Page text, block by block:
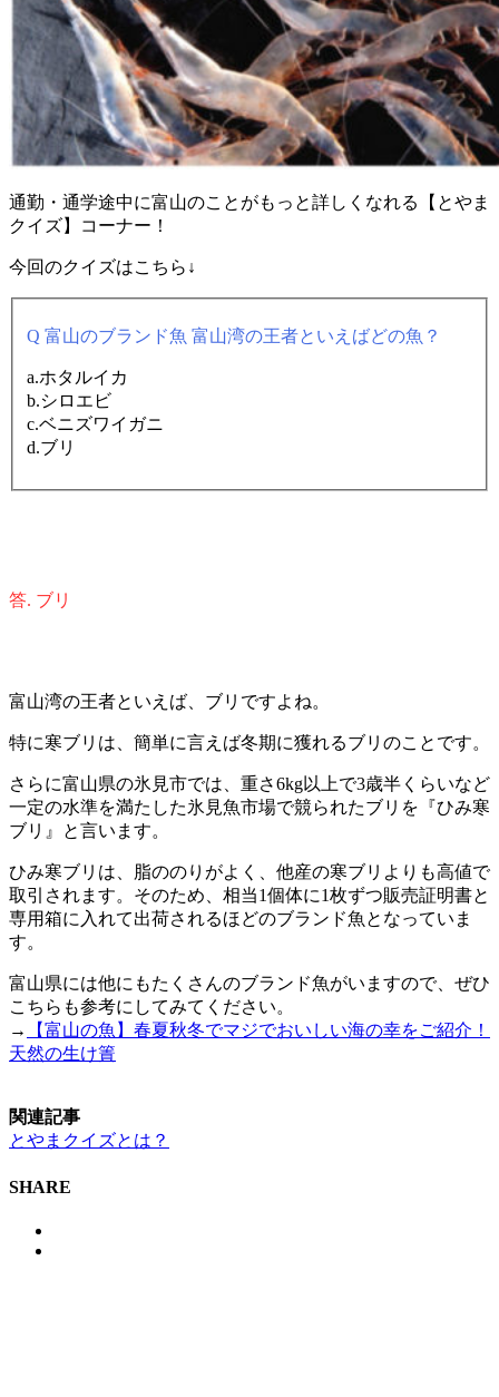
通勤・通学途中に富山のことがもっと詳しくなれる【とやま
クイズ】コーナー！
今回のクイズはこちら↓
Q 富山のブランド魚 富山湾の王者といえばどの魚？
a.ホタルイカ
b.シロエビ
c.ベニズワイガニ
d.ブリ
答. ブリ
富山湾の王者といえば、ブリですよね。
特に寒ブリは、簡単に言えば冬期に獲れるブリのことです。
さらに富山県の氷見市では、重さ6kg以上で3歳半くらいなど
一定の水準を満たした氷見魚市場で競られたブリを『ひみ寒
ブリ』と言います。
ひみ寒ブリは、脂ののりがよく、他産の寒ブリよりも高値で
取引されます。そのため、相当1個体に1枚ずつ販売証明書と
専用箱に入れて出荷されるほどのブランド魚となっていま
す。
富山県には他にもたくさんのブランド魚がいますので、ぜひ
こちらも参考にしてみてください。
→
【富山の魚】春夏秋冬でマジでおいしい海の幸をご紹介！
天然の生け簀
関連記事
とやまクイズとは？
SHARE